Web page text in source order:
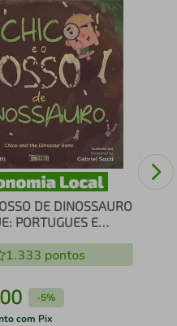
DE DINOSSAURO
PORTUGUES E
1.333 pontos
-5%
com Pix